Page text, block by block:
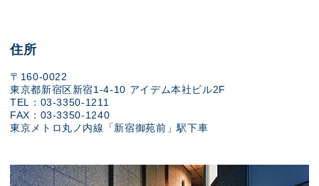
住所
〒160-0022
東京都新宿区新宿1-4-10 アイデム本社ビル2F
TEL：03-3350-1211
FAX：03-3350-1240
東京メトロ丸ノ内線「新宿御苑前」駅下車